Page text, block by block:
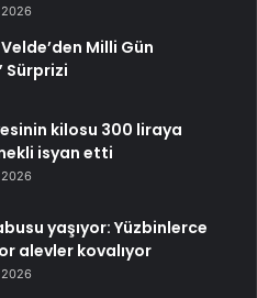
Milli Gün
Sürprizi
kilosu 300 liraya
isyan etti
yaşıyor: Yüzbinlerce
alevler kovalıyor